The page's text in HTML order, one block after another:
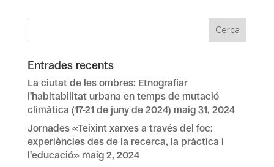
Entrades recents
La ciutat de les ombres: Etnografiar
l’habitabilitat urbana en temps de mutació
climàtica (17-21 de juny de 2024) maig 31, 2024
Jornades «Teixint xarxes a través del foc:
experiències des de la recerca, la pràctica i
l’educació» maig 2, 2024